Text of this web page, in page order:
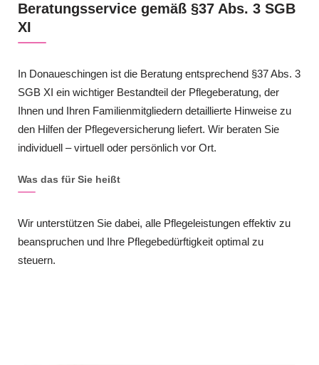
Beratungsservice gemäß §37 Abs. 3 SGB
XI
In Donaueschingen ist die Beratung entsprechend §37 Abs. 3
SGB XI ein wichtiger Bestandteil der Pflegeberatung, der
Ihnen und Ihren Familienmitgliedern detaillierte Hinweise zu
den Hilfen der Pflegeversicherung liefert. Wir beraten Sie
individuell – virtuell oder persönlich vor Ort.
Was das für Sie heißt
Wir unterstützen Sie dabei, alle Pflegeleistungen effektiv zu
beanspruchen und Ihre Pflegebedürftigkeit optimal zu
steuern.